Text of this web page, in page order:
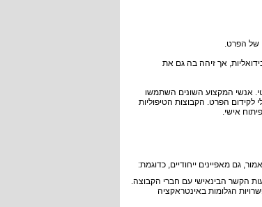
אך זיהה בה גם את
אנשי המקצוע השונים השתמשו
לקידום הפרט. הקבוצות הטיפוליות
אישי.
גם מאפיינים ייחודיים, כדוגמת:
הקשר הבינאישי עם חברי הקבוצה.
הגלומות באינטראקציה